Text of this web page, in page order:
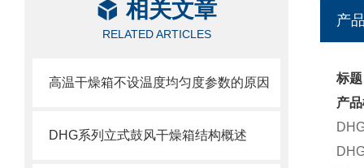
相关文章
RELATED ARTICLES
高温干燥箱不设温度均匀度参数的原因
DHG系列立式鼓风干燥箱结构概述
产
标
产